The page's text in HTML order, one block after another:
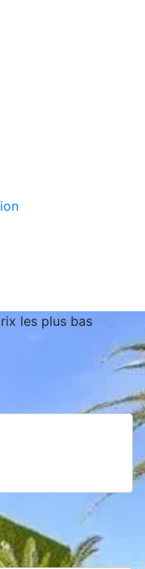
les plus bas